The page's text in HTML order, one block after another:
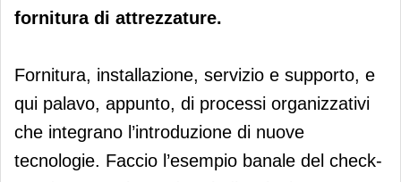
fornitura di attrezzature.
Fornitura, installazione, servizio e supporto, e
qui palavo, appunto, di processi organizzativi
che integrano l’introduzione di nuove
tecnologie. Faccio l’esempio banale del check-